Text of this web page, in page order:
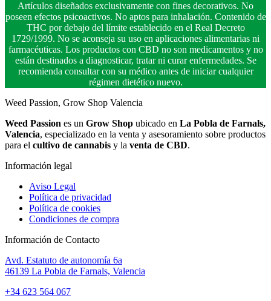
Artículos diseñados exclusivamente con fines decorativos. No
poseen efectos psicoactivos. No aptos para inhalación. Contenido de
THC por debajo del límite establecido en el Real Decreto
1729/1999. No se aconseja su uso en aplicaciones alimentarias ni
farmacéuticas. Los productos con CBD no son medicamentos y no
están destinados a diagnosticar, tratar ni curar enfermedades. Se
recomienda consultar con su médico antes de iniciar cualquier
régimen dietético nuevo.
Weed Passion, Grow Shop Valencia
Weed Passion es un Grow Shop ubicado en La Pobla de Farnals,
Valencia, especializado en la venta y asesoramiento sobre productos
para el cultivo de cannabis y la venta de CBD.
Información legal
Aviso Legal
Política de privacidad
Política de cookies
Condiciones de compra
Información de Contacto
Avd. Estatuto de autonomía 6a
46139 La Pobla de Farnals, Valencia
+34 623 564 067